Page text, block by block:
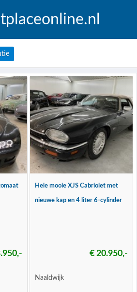
Hele mooie XJS Cabriolet met
nieuwe kap en 4 liter 6-cylinder
€ 20.950,-
Naaldwijk